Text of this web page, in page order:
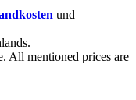
und
All mentioned prices are